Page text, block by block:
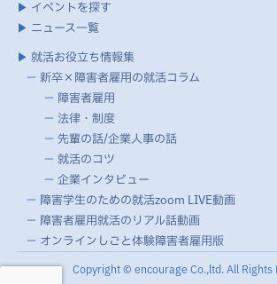
▶ イベントを探す
▶ ニュース一覧
▶ 就活お役立ち情報集
－ 新卒×障害者雇用の就活コラム
－ 障害者雇用
－ 法律・制度
－ 先輩の話/企業人事の話
－ 就活のコツ
－ 企業インタビュー
－ 障害学生のための就活zoom LIVE動画
－ 障害者雇用就活のリアル話動画
－ オンラインしごと体験障害者雇用版
Copyright © encourage Co.,ltd. All Rights